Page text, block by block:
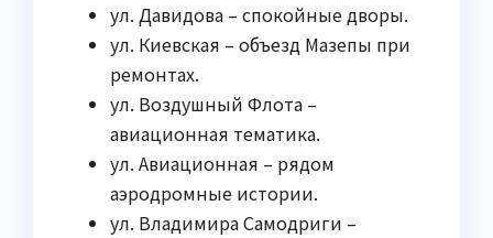
ул. Давидова – спокойные дворы.
ул. Киевская – объезд Мазепы при
ремонтах.
ул. Воздушный Флота –
авиационная тематика.
ул. Авиационная – рядом
аэродромные истории.
ул. Владимира Самодриги –